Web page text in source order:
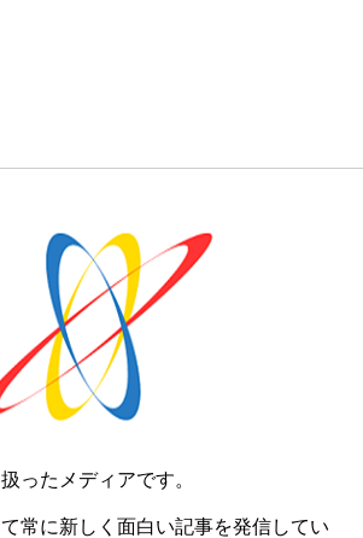
ったメディアです。
常に新しく面白い記事を発信してい